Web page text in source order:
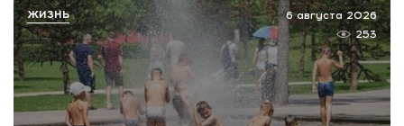
6 августа 2026
253
ЖИЗНЬ